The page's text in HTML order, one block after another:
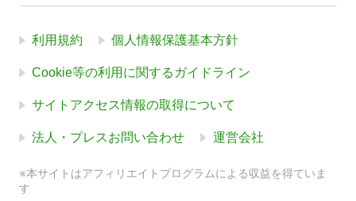
利用規約 個人情報保護基本方針
Cookie等の利用に関するガイドライン
サイトアクセス情報の取得について
法人・プレスお問い合わせ 運営会社
※本サイトはアフィリエイトプログラムによる収益を得ていま
す